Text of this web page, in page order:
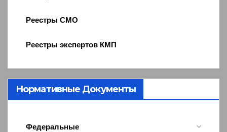
Реестры СМО
Реестры экспертов КМП
Нормативные Документы
Федеральные